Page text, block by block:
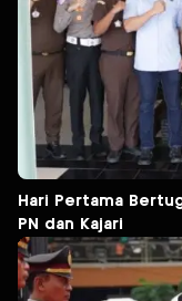
Hari Pertama
PN dan Kajari